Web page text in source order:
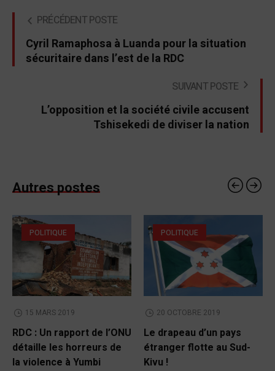
PRÉCÉDENT POSTE
Cyril Ramaphosa à Luanda pour la situation
sécuritaire dans l’est de la RDC
SUIVANT POSTE
L’opposition et la société civile accusent
Tshisekedi de diviser la nation
Autres postes
POLITIQUE
15 MARS 2019
RDC : Un rapport de l’ONU
détaille les horreurs de
la violence à Yumbi
POLITIQUE
20 OCTOBRE 2019
Le drapeau d’un pays
étranger flotte au Sud-
Kivu !